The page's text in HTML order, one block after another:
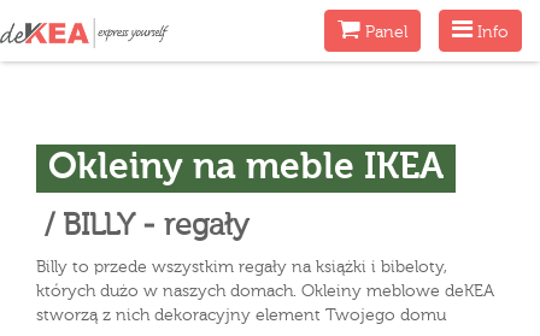
Menu
Info
MenuPanel
Okleiny na meble IKEA
/ BILLY - regały
Billy to przede wszystkim regały na książki i bibeloty,
których dużo w naszych domach. Okleiny meblowe deKEA
stworzą z nich dekoracyjny element Twojego domu